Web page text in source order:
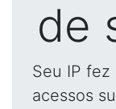
de
Seu IP
acessos